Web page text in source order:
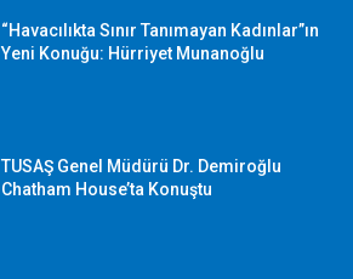
“Havacılıkta Sınır Tanımayan Kadınlar”ın
Yeni Konuğu: Hürriyet Munanoğlu
TUSAŞ Genel Müdürü Dr. Demiroğlu
Chatham House’ta Konuştu